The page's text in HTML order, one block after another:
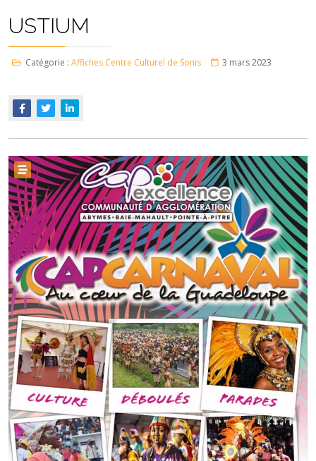
USTIUM
Catégorie : Affiches Centre Culturel de Sonis 3 mars 2023